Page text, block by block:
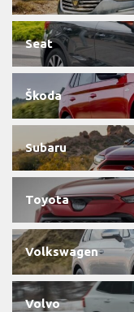
Seat
Škoda
Subaru
Toyota
Volkswagen
Volvo